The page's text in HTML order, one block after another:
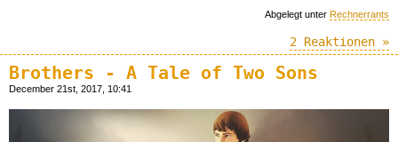
Abgelegt unter Rechnerrants
2 Reaktionen »
Brothers - A Tale of Two Sons
December 21st, 2017, 10:41